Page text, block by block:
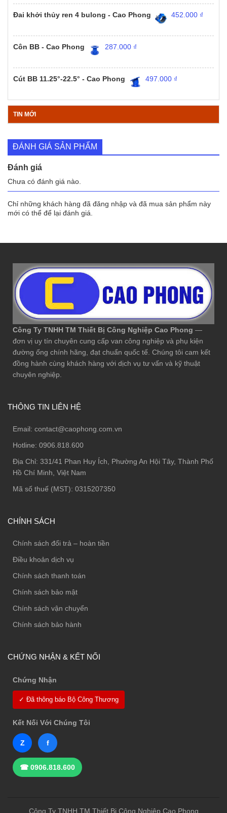
Đai khởi thủy ren 4 bulong - Cao Phong 452.000 ₫
Côn BB - Cao Phong 287.000 ₫
Cút BB 11.25°-22.5° - Cao Phong 497.000 ₫
TIN MỚI
ĐÁNH GIÁ SẢN PHẨM
Đánh giá
Chưa có đánh giá nào.
Chỉ những khách hàng đã đăng nhập và đã mua sản phẩm này
mới có thể để lại đánh giá.
Công Ty TNHH TM Thiết Bị Công Nghiệp Cao Phong —
đơn vị uy tín chuyên cung cấp van công nghiệp và phụ kiện
đường ống chính hãng, đạt chuẩn quốc tế. Chúng tôi cam kết
đồng hành cùng khách hàng với dịch vụ tư vấn và kỹ thuật
chuyên nghiệp.
THÔNG TIN LIÊN HỆ
Email: contact@caophong.com.vn
Hotline: 0906.818.600
Địa Chỉ: 331/41 Phan Huy Ích, Phường An Hội Tây, Thành Phố
Hồ Chí Minh, Việt Nam
Mã số thuế (MST): 0315207350
CHÍNH SÁCH
Chính sách đổi trả – hoàn tiền
Điều khoản dịch vụ
Chính sách thanh toán
Chính sách bảo mật
Chính sách vận chuyển
Chính sách bảo hành
CHỨNG NHẬN & KẾT NỐI
Chứng Nhận
✓ Đã thông báo Bộ Công Thương
Kết Nối Với Chúng Tôi
Z f
☎ 0906.818.600
Công Ty TNHH TM Thiết Bị Công Nghiệp Cao Phong